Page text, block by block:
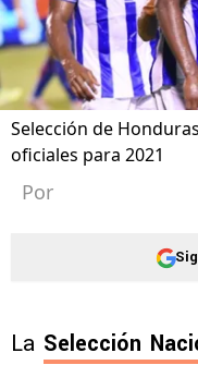
Selección de
oficiales para 2021
Por
La Selección